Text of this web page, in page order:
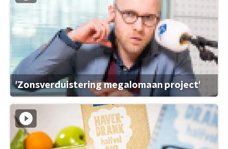
'Zonsverduistering megalomaan project'